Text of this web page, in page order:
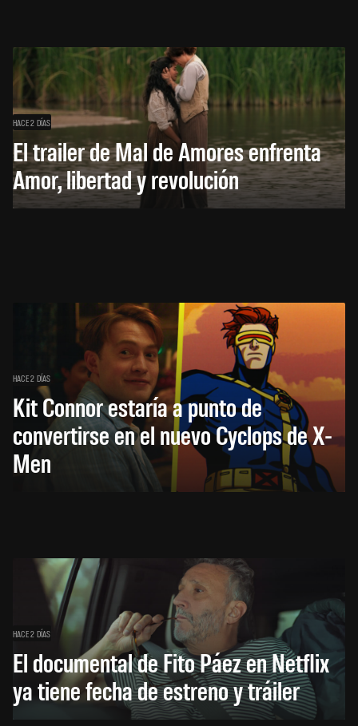
HACE 2 DÍAS
El trailer de Mal de Amores enfrenta
Amor, libertad y revolución
HACE 2 DÍAS
Kit Connor estaría a punto de
convertirse en el nuevo Cyclops de X-
Men
HACE 2 DÍAS
El documental de Fito Páez en Netflix
ya tiene fecha de estreno y tráiler